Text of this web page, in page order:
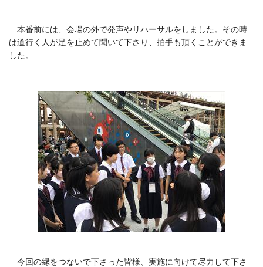
本番前には、会場の外で発声やリハーサルをしました。その時
は道行く人が足を止めて聞いて下さり、拍手も頂くことができま
した。
今回の縁をつないで下さった皆様、実施に向けて尽力して下さ